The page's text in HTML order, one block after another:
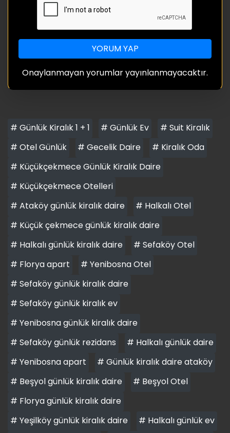
YORUM YAP
Onaylanmayan yorumlar yayınlanmayacaktır.
# Günlük Kiralık 1 + 1 # Günlük Ev
# Suit Kiralık
# Otel Günlük
# Gecelik Daire
# Kiralık Oda
# Küçükçekmece Günlük Kiralık Daire
# Küçükçekmece Otelleri
# Ataköy günlük kiralık daire
# Halkalı Otel
# Küçük çekmece günlük kiralık daire
# Halkalı günlük kiralık daire
# Sefaköy Otel
# Florya apart
# Yenibosna Otel
# Sefaköy günlük kiralık daire
# Sefaköy günlük kiralık ev
# Yenibosna günlük kiralık daire
# Sefaköy günlük rezidans
# Halkalı günlük daire
# Yenibosna apart
# Günlük kiralık daire ataköy
# Beşyol günlük kiralık daire
# Beşyol Otel
# Florya günlük kiralık daire
# Yeşilköy günlük kiralık daire
# Halkalı günlük ev